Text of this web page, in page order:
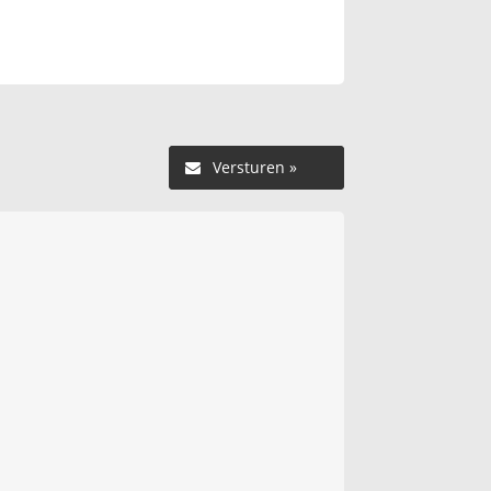
Versturen »